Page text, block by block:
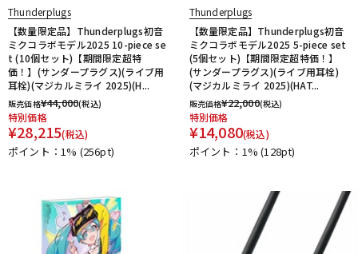
Thunderplugs
【数量限定品】Thunderplugs初音
ミクコラボモデル2025 10-piece se
t (10個セット)【期間限定超特
価！】(サンダープラグス)(ライブ用
耳栓)(マジカルミライ 2025)(H...
販売価格¥44,000(税込)
特別価格
¥28,215(税込)
ポイント：1% (256pt)
Thunderplugs
【数量限定品】Thunderplugs初音
ミクコラボモデル2025 5-piece set
(5個セット)【期間限定超特価！】
(サンダープラグス)(ライブ用耳栓)
(マジカルミライ 2025)(HAT...
販売価格¥22,000(税込)
特別価格
¥14,080(税込)
ポイント：1%(128pt)